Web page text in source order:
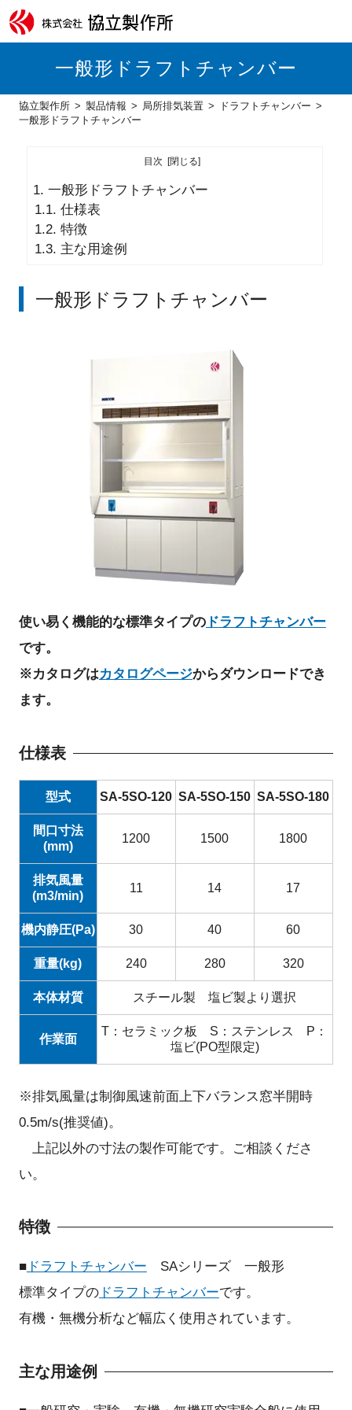
一般形ドラフトチャンバー
協立製作所 製品情報 局所排気装置
ドラフトチャンバー
一般形ドラフトチャンバー
目次
1. 一般形ドラフトチャンバー
1.1. 仕様表
1.2. 特徴
1.3. 主な用途例
一般形ドラフトチャンバー
使い易く機能的な標準タイプのドラフトチャンバー
です。
※カタログはカタログページからダウンロードでき
ます。
仕様表
型式 SA-5SO-120 SA-5SO-150 SA-5SO-180
間口寸法
(mm)
1200 1500 1800
排気風量
(m3/min)
11 14 17
機内静圧(Pa) 30 40 60
重量(kg) 240 280 320
本体材質 スチール製 塩ビ製より選択
作業面
T：セラミック板 S：ステンレス P：
塩ビ(PO型限定)
※排気風量は制御風速前面上下バランス窓半開時
0.5m/s(推奨値)。
上記以外の寸法の製作可能です。ご相談くださ
い。
特徴
■ドラフトチャンバー SAシリーズ 一般形
標準タイプのドラフトチャンバーです。
有機・無機分析など幅広く使用されています。
主な用途例